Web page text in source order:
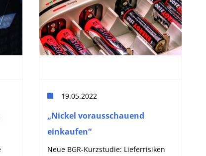
19.05.2022
„Nickel vorausschauend
einkaufen“
Neue BGR-Kurzstudie: Lieferrisiken